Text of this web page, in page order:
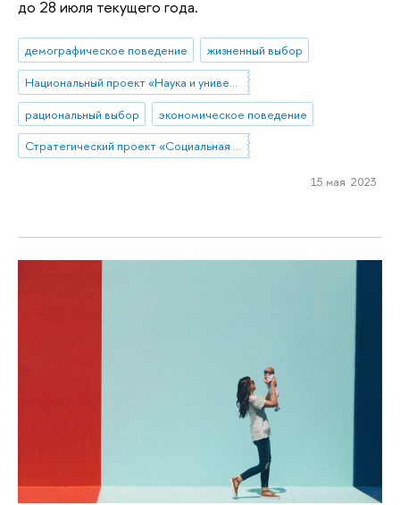
до 28 июля текущего года.
демографическое поведение
жизненный выбор
Национальный проект «Наука и университеты»
рациональный выбор
экономическое поведение
Стратегический проект «Социальная политика устойчивого развития и инклюзивного экономического роста»
15 мая 2023